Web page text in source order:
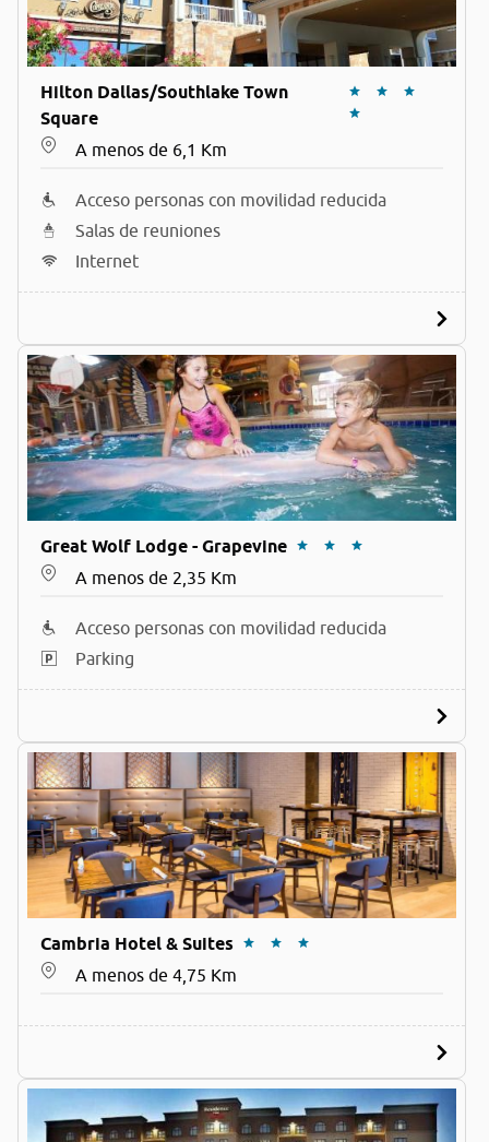
Hilton Dallas/Southlake Town
Square
A menos de 6,1 Km
Acceso personas con movilidad reducida
Salas de reuniones
Internet
Great Wolf Lodge - Grapevine
A menos de 2,35 Km
Acceso personas con movilidad reducida
Parking
Cambria Hotel & Suites
A menos de 4,75 Km